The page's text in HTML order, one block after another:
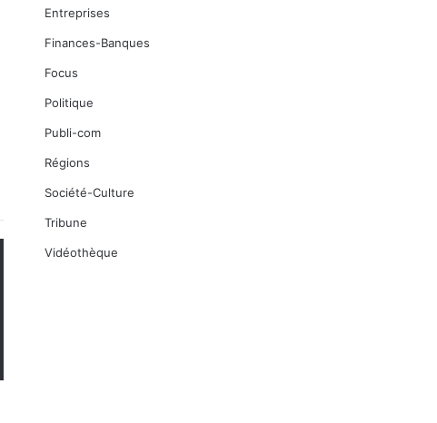
Entreprises
Finances-Banques
Focus
Politique
Publi-com
Régions
Société-Culture
Tribune
Vidéothèque